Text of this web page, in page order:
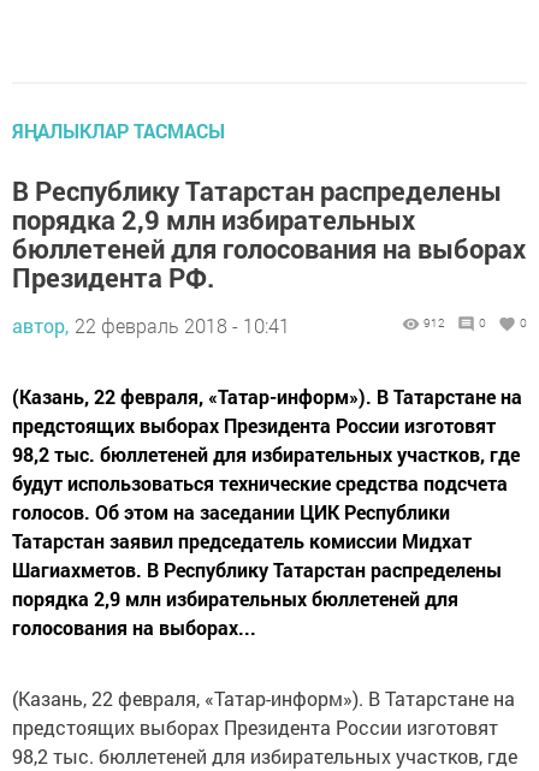
ЯҢАЛЫКЛАР ТАСМАСЫ
В Республику Татарстан распределены
порядка 2,9 млн избирательных
бюллетеней для голосования на выборах
Президента РФ.
автор, 22 февраль 2018 - 10:41 912 0 0
(Казань, 22 февраля, «Татар-информ»). В Татарстане на
предстоящих выборах Президента России изготовят
98,2 тыс. бюллетеней для избирательных участков, где
будут использоваться технические средства подсчета
голосов. Об этом на заседании ЦИК Республики
Татарстан заявил председатель комиссии Мидхат
Шагиахметов. В Республику Татарстан распределены
порядка 2,9 млн избирательных бюллетеней для
голосования на выборах...
(Казань, 22 февраля, «Татар-информ»). В Татарстане на
предстоящих выборах Президента России изготовят
98,2 тыс. бюллетеней для избирательных участков, где